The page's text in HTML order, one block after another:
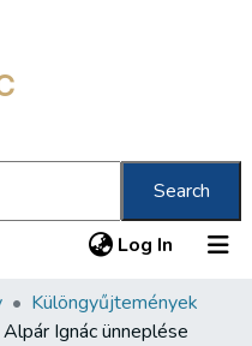
Search
Log In (current)
Különgyűjtemények
Alpár Ignác ünneplése